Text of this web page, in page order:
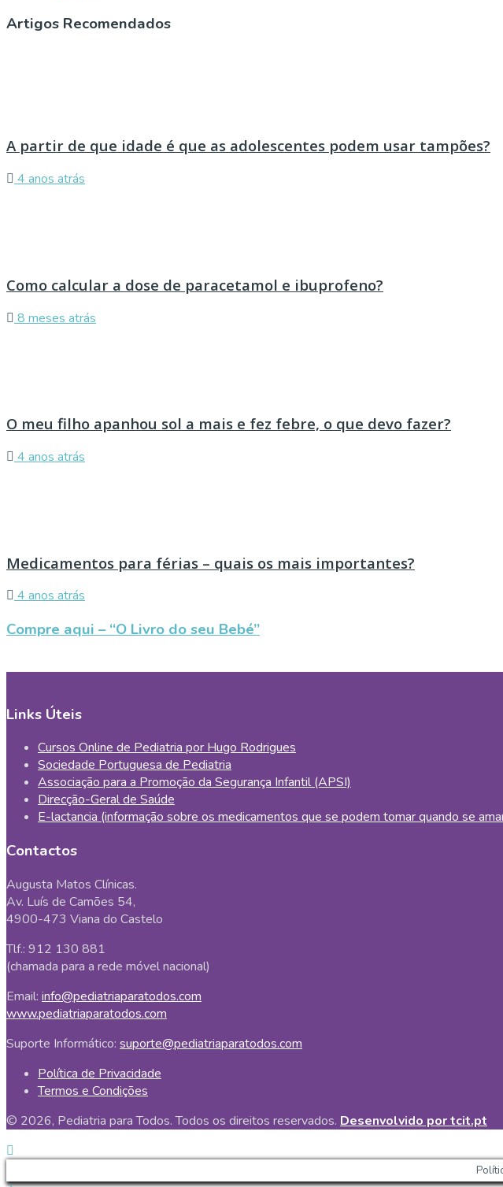
Artigos Recomendados
A partir de que idade é que as adolescentes podem usar tampões?
4 anos atrás
Como calcular a dose de paracetamol e ibuprofeno?
8 meses atrás
O meu filho apanhou sol a mais e fez febre, o que devo fazer?
4 anos atrás
Medicamentos para férias – quais os mais importantes?
4 anos atrás
Compre aqui – “O Livro do seu Bebé”
Links Úteis
Cursos Online de Pediatria por Hugo Rodrigues
Sociedade Portuguesa de Pediatria
Associação para a Promoção da Segurança Infantil (APSI)
Direcção-Geral de Saúde
E-lactancia (informação sobre os medicamentos que se podem tomar quando se
Contactos
Augusta Matos Clínicas.
Av. Luís de Camões 54,
4900-473 Viana do Castelo
Tlf.: 912 130 881
(chamada para a rede móvel nacional)
Email: info@pediatriaparatodos.com
www.pediatriaparatodos.com
Suporte Informático: suporte@pediatriaparatodos.com
Política de Privacidade
Termos e Condições
© 2026, Pediatria para Todos. Todos os direitos reservados. Desenvolvido por tcit.pt